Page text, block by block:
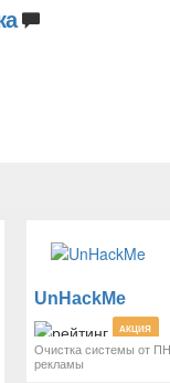
UnHackMe
АКЦИЯ
Очистка системы от
рекламы